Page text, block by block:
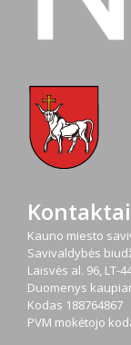
Kontaktai
Kauno miesto
Savivaldybės
Laisvės al. 96, LT-
Duomenys
Kodas 188764867
PVM mokėtojo